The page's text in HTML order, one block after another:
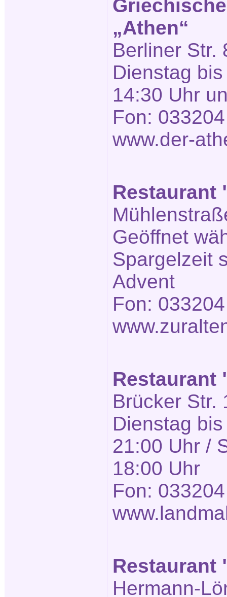
„Athen“
Berliner Str.
Dienstag
14:30 Uhr
Fon:
www.der-
Restaurant
Geöffnet
Spargelzeit
Advent
Fon:
Restaurant
Brücker Str.
Dienstag
21:00 Uhr /
18:00 Uhr
Fon:
Restaurant
Hermann-